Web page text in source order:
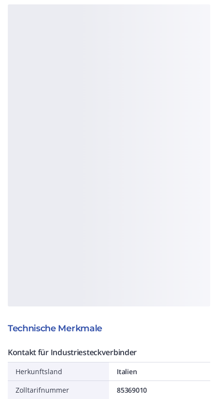
Technische Merkmale
Kontakt für Industriesteckverbinder
Herkunftsland
Italien
Zolltarifnummer
85369010